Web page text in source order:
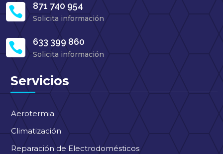
 871 740 954
Solicita información
 633 399 860
Solicita información
Servicios
Aerotermia
Climatización
Reparación de Electrodomésticos